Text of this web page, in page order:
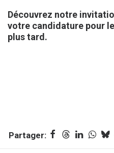
Découvrez notre
votre candidature pour
plus tard.